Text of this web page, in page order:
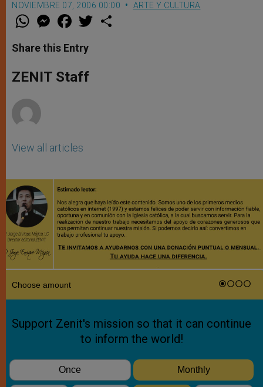
NOVIEMBRE 07, 2006 00:00 ARTE Y CULTURA
W
t
s
p
p
M
e
s
e
g
e
F
a
e
b
o
k
w
Share this Entry
ZENIT Staff
View all articles